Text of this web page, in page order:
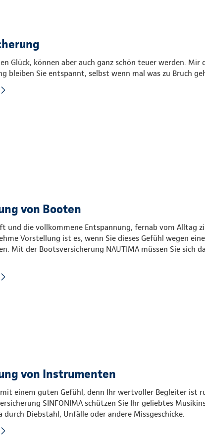
Glück, können aber auch ganz schön teuer werden. Mir
bleiben Sie entspannt, selbst wenn mal was zu Bruch
von Booten
und die vollkommene Entspannung, fernab vom Alltag
Vorstellung ist es, wenn Sie dieses Gefühl wegen
Mit der Bootsversicherung NAUTIMA müssen Sie sich
von Instrumenten
mit einem guten Gefühl, denn Ihr wertvoller Begleiter ist
SINFONIMA schützen Sie Ihr geliebtes
durch Diebstahl, Unfälle oder andere Missgeschicke.